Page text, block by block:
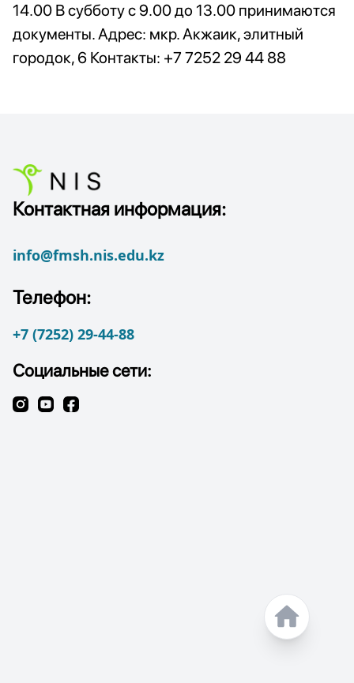
14.00 В субботу с 9.00до 13.00 принимаются
документы.Адрес: мкр. Акжаик,элитный
городок,6 Контакты: +7 7252 29 44 88
Контактная информация:
info@fmsh.nis.edu.kz
Телефон:
+7 (7252) 29-44-88
Социальные сети: